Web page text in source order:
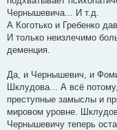
Чернышевича... И т.д.
А Коготько и Гребенко
И только неизлечимо
деменция.
Да, и Чернышевич, и
Шклудова... А всё
преступные замыслы и
мировом уровне.
Чернышевичу теперь